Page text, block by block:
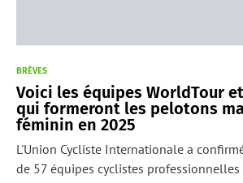
BRÈVES
Voici les équipes WorldTour
qui formeront les pelotons
féminin en 2025
L'Union Cycliste Internationale a
de 57 équipes cyclistes